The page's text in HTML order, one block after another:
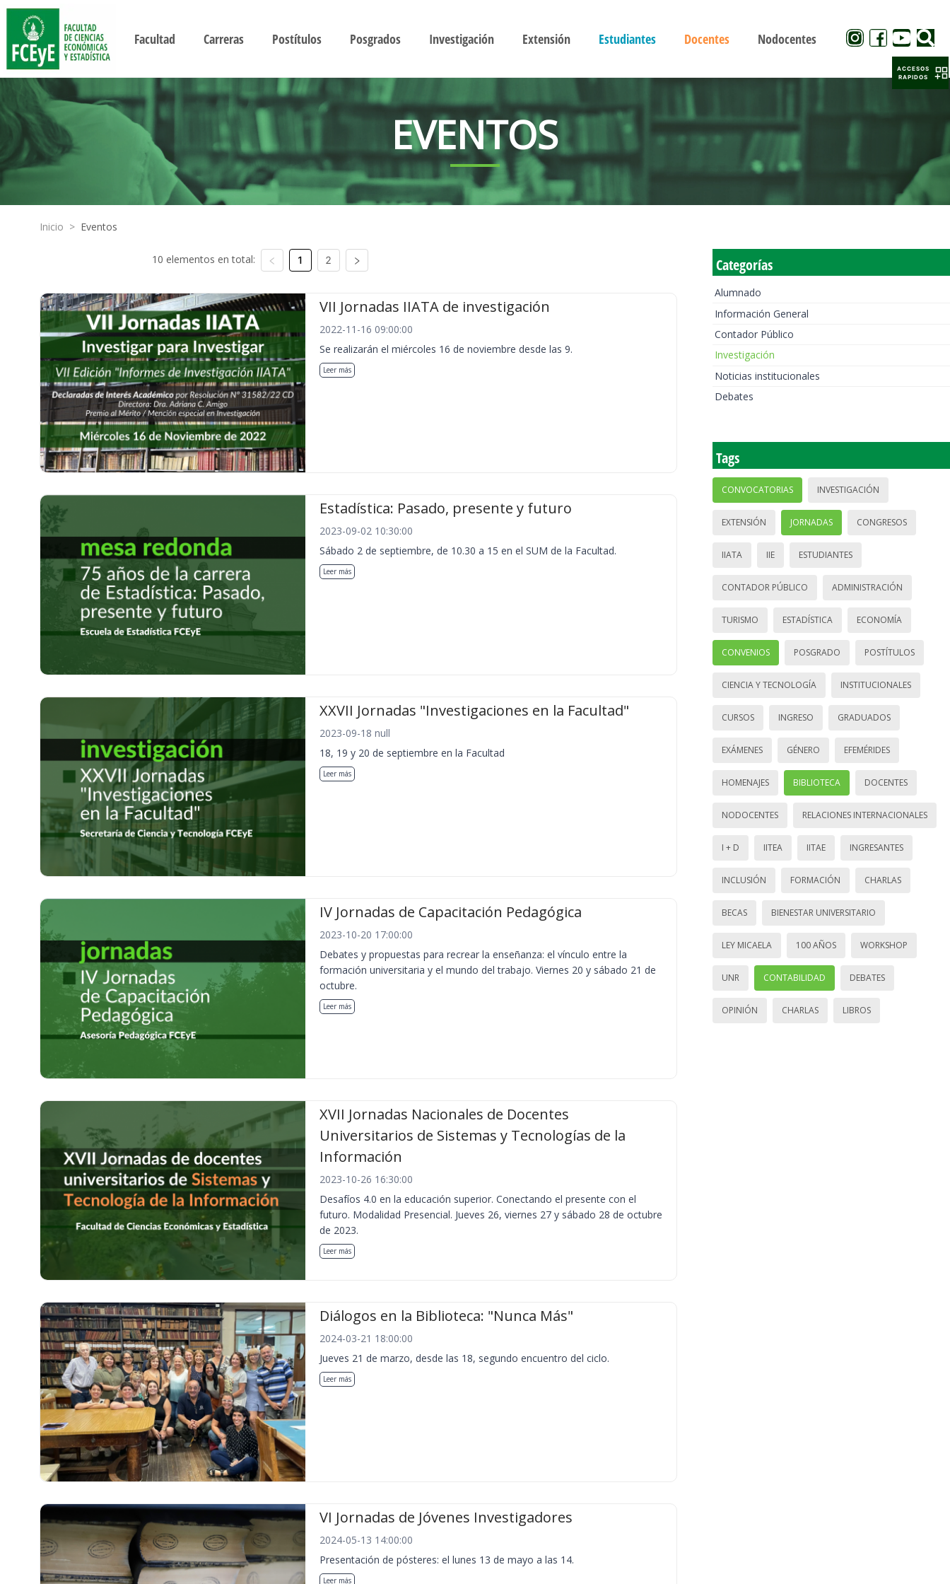
Facultad Carreras Postítulos Posgrados Investigación Extensión Estudiantes Docentes Nodocentes
EVENTOS
Inicio > Eventos
10 elementos en total: 1 2
VII Jornadas IIATA de investigación
2022-11-16 09:00:00
Se realizarán el miércoles 16 de noviembre desde las 9.
Leer más
Estadística: Pasado, presente y futuro
2023-09-02 10:30:00
Sábado 2 de septiembre, de 10.30 a 15 en el SUM de la Facultad.
Leer más
XXVII Jornadas "Investigaciones en la Facultad"
2023-09-18 null
18, 19 y 20 de septiembre en la Facultad
Leer más
IV Jornadas de Capacitación Pedagógica
2023-10-20 17:00:00
Debates y propuestas para recrear la enseñanza: el vínculo entre la
formación universitaria y el mundo del trabajo. Viernes 20 y sábado 21 de
octubre.
Leer más
XVII Jornadas Nacionales de Docentes
Universitarios de Sistemas y Tecnologías de la
Información
2023-10-26 16:30:00
Desafíos 4.0 en la educación superior. Conectando el presente con el
futuro. Modalidad Presencial. Jueves 26, viernes 27 y sábado 28 de octubre
de 2023.
Leer más
Diálogos en la Biblioteca: "Nunca Más"
2024-03-21 18:00:00
Jueves 21 de marzo, desde las 18, segundo encuentro del ciclo.
Leer más
VI Jornadas de Jóvenes Investigadores
2024-05-13 14:00:00
Presentación de pósteres: el lunes 13 de mayo a las 14.
Leer más
Categorías
Alumnado
Información General
Contador Público
Investigación
Noticias institucionales
Debates
Tags
CONVOCATORIAS INVESTIGACIÓN
EXTENSIÓN JORNADAS CONGRESOS
IIATA IIE ESTUDIANTES
CONTADOR PÚBLICO ADMINISTRACIÓN
TURISMO ESTADÍSTICA ECONOMÍA
CONVENIOS POSGRADO POSTÍTULOS
CIENCIA Y TECNOLOGÍA INSTITUCIONALES
CURSOS INGRESO GRADUADOS
EXÁMENES GÉNERO EFEMÉRIDES
HOMENAJES BIBLIOTECA DOCENTES
NODOCENTES RELACIONES INTERNACIONALES
I + D IITEA IITAE INGRESANTES
INCLUSIÓN FORMACIÓN CHARLAS
BECAS BIENESTAR UNIVERSITARIO
LEY MICAELA 100 AÑOS WORKSHOP
UNR CONTABILIDAD DEBATES
OPINIÓN CHARLAS LIBROS
ACCESOS
RAPIDOS